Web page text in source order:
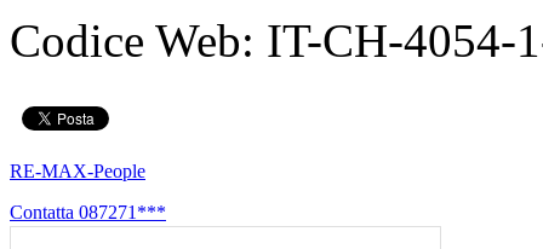
Codice Web: IT-CH-4054-
RE-MAX-People
Contatta 087271***